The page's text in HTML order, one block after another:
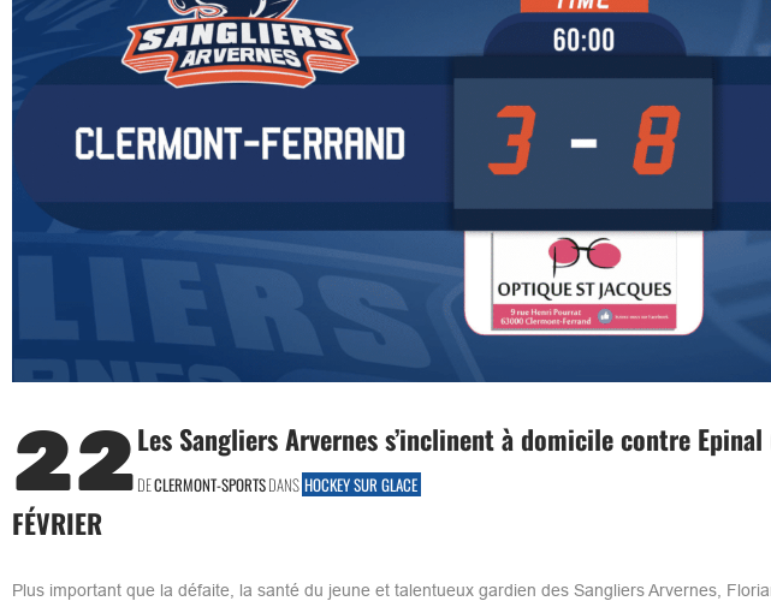
22
FÉVRIER
Les Sangliers Arvernes s’inclinent à domicile contre
DECLERMONT-SPORTSDANS HOCKEY SUR GLACE
Plus important que la défaite, la santé du jeune et talentueux gardien des Sangliers Arvernes,